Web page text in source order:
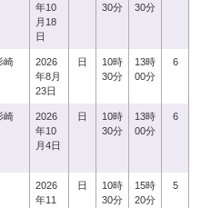
年10
月18
日
30分
30分
崎
2026
年8月
23日
日
10時
30分
13時
00分
6
崎
2026
年10
月4日
日
10時
30分
13時
00分
6
2026
年11
日
10時
30分
15時
20分
5